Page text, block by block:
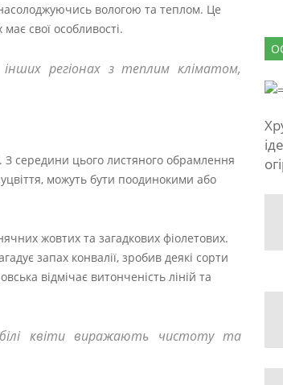
вологою та теплом. Це
свої особливості.
регіонах з теплим кліматом,
середини цього листяного обрамлення
можуть бути поодинокими або
жовтих та загадкових фіолетових.
запах конвалії, зробив деякі сорти
відмічає витонченість ліній та
білі квіти виражають чистоту та